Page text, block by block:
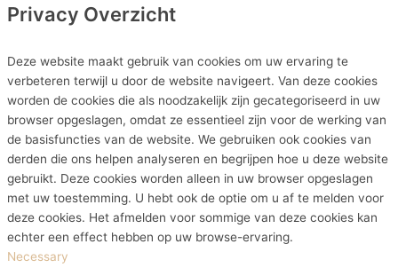
Privacy Overzicht
Deze website maakt gebruik van cookies om uw ervaring te
verbeteren terwijl u door de website navigeert. Van deze cookies
worden de cookies die als noodzakelijk zijn gecategoriseerd in uw
browser opgeslagen, omdat ze essentieel zijn voor de werking van
de basisfuncties van de website. We gebruiken ook cookies van
derden die ons helpen analyseren en begrijpen hoe u deze website
gebruikt. Deze cookies worden alleen in uw browser opgeslagen
met uw toestemming. U hebt ook de optie om u af te melden voor
deze cookies. Het afmelden voor sommige van deze cookies kan
echter een effect hebben op uw browse-ervaring.
Necessary